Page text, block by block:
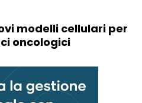
modelli cellulari per
oncologici